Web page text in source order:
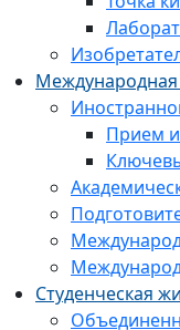
Международная
Прием
Студенческая